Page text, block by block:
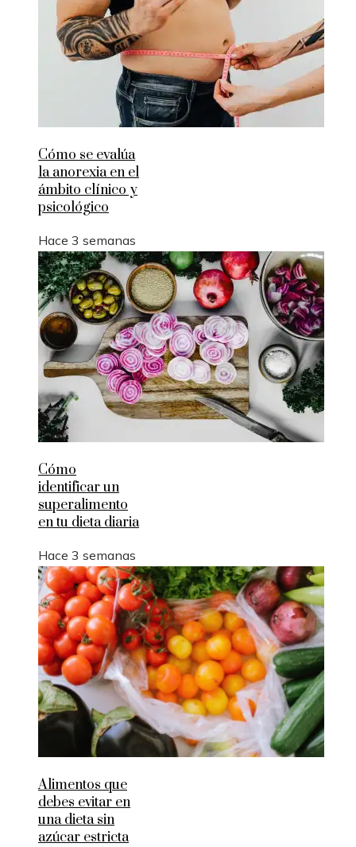
Cómo se evalúa
la anorexia en el
ámbito clínico y
psicológico
Hace 3 semanas
Cómo
identificar un
superalimento
en tu dieta diaria
Hace 3 semanas
Alimentos que
debes evitar en
una dieta sin
azúcar estricta